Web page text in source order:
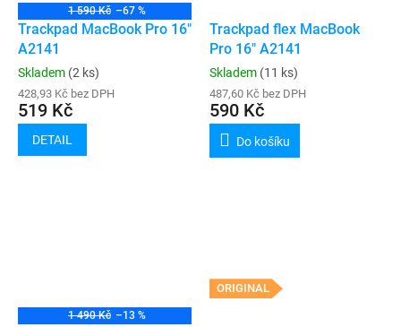
1 590 Kč –67 %
Trackpad MacBook Pro 16"
A2141
Skladem (2 ks)
428,93 Kč bez DPH
519 Kč
DETAIL
Trackpad flex MacBook
Pro 16" A2141
Skladem (11 ks)
487,60 Kč bez DPH
590 Kč
Do košíku
1 490 Kč –13 %
ORIGINAL